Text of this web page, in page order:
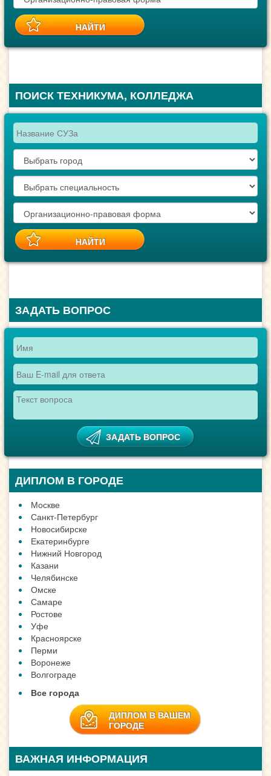
ПОИСК ТЕХНИКУМА, КОЛЛЕДЖА
ЗАДАТЬ ВОПРОС
ДИПЛОМ В ГОРОДЕ
Москве
Санкт-Петербург
Новосибирске
Екатеринбурге
Нижний Новгород
Казани
Челябинске
Омске
Самаре
Ростове
Уфе
Красноярске
Перми
Воронеже
Волгограде
Все города
ДИПЛОМ В ВАШЕМ
ГОРОДЕ
ВАЖНАЯ ИНФОРМАЦИЯ